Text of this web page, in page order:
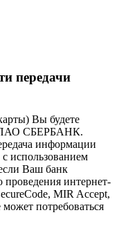
передачи
Вы будете
ПАО СБЕРБАНК.
информации
использованием
Ваш банк
проведения интернет-
MIR Accept,
потребоваться